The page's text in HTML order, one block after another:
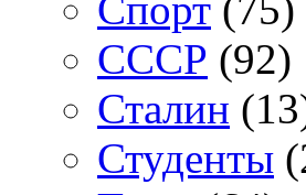
СССР (92)
Сталин
Студенты